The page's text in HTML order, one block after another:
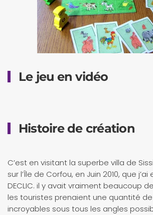
Le jeu en vidéo
Histoire de création
C’est en visitant la superbe villa de
sur l’Île de Corfou, en Juin 2010, que j’ai
DECLIC. il y avait vraiment beaucoup
les touristes prenaient une quantité
incroyables sous tous les angles